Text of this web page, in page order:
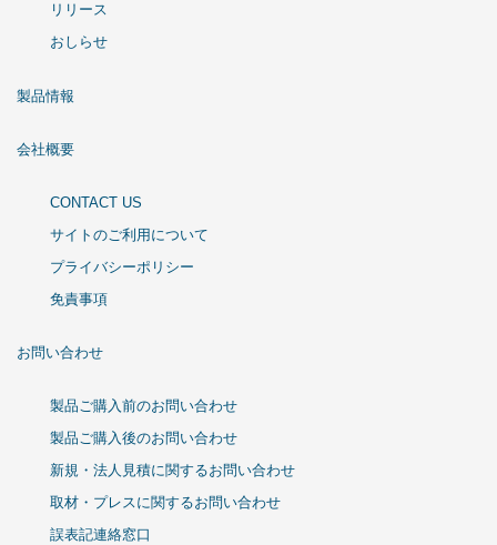
リリース
おしらせ
製品情報
会社概要
CONTACT US
サイトのご利用について
プライバシーポリシー
免責事項
お問い合わせ
製品ご購入前のお問い合わせ
製品ご購入後のお問い合わせ
新規・法人見積に関するお問い合わせ
取材・プレスに関するお問い合わせ
誤表記連絡窓口